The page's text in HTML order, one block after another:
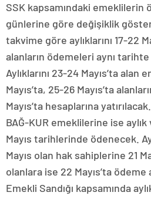
SSK kapsamındaki emeklilerin
günlerine göre değişiklik
takvime göre aylıklarını 17-22
alanların ödemeleri aynı
Aylıklarını 23-24 Mayıs’ta
Mayıs’ta, 25-26 Mayıs’ta
Mayıs’ta hesaplarına yatırılacak.
BAĞ-KUR emeklilerine ise
Mayıs tarihlerinde ödenecek.
Mayıs olan hak sahiplerine 21
olanlara ise 22 Mayıs’ta ödeme
Emekli Sandığı kapsamında